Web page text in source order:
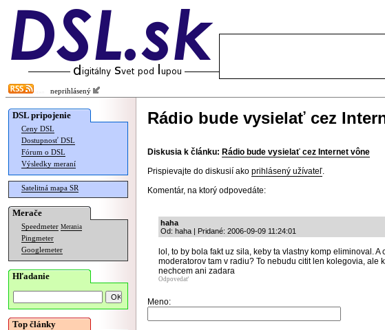
neprihlásený
DSL pripojenie
Ceny DSL
Dostupnosť DSL
Fórum o DSL
Výsledky meraní
Satelitná mapa SR
Merače
Speedmeter Merania
Pingmeter
Googlemeter
Hľadanie
Top články
Rádio bude vysielať cez
Diskusia k článku: Rádio bude vysielať cez Internet vône
Prispievajte do diskusií ako prihlásený užívateľ.
Komentár, na ktorý odpovedáte:
haha
Od: haha | Pridané: 2006-09-09 11:24:01
lol, to by bola fakt uz sila, keby ta vlastny komp eliminoval. A
moderatorov tam v radiu? To nebudu citit len kolegovia, ale
nechcem ani zadara
Odpovedať
Meno: